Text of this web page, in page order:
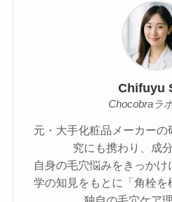
Chifuyu
Chocobraラ
元・大手化粧品メーカー
究にも携わり、成
自身の毛穴悩みをきっか
学の知見をもとに「角栓を